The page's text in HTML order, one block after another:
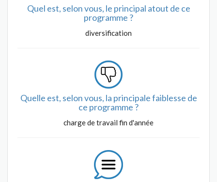
Quel est, selon vous, le principal atout de ce
programme ?
diversification
Quelle est, selon vous, la principale faiblesse de
ce programme ?
charge de travail fin d'année